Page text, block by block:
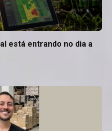
está entrando no dia a